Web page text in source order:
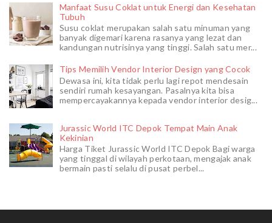
Manfaat Susu Coklat untuk Energi dan Kesehatan
Tubuh
Susu coklat merupakan salah satu minuman yang
banyak digemari karena rasanya yang lezat dan
kandungan nutrisinya yang tinggi. Salah satu mer...
Tips Memilih Vendor Interior Design yang Cocok
Dewasa ini, kita tidak perlu lagi repot mendesain
sendiri rumah kesayangan. Pasalnya kita bisa
mempercayakannya kepada vendor interior desig...
Jurassic World ITC Depok Tempat Main Anak
Kekinian
Harga Tiket Jurassic World ITC Depok Bagi warga
yang tinggal di wilayah perkotaan, mengajak anak
bermain pasti selalu di pusat perbel...